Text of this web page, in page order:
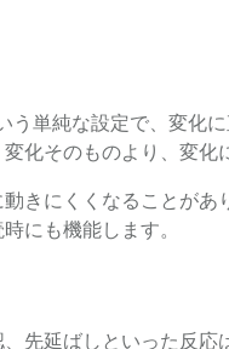
単純な設定で、変化
そのものより、変化
きにくくなることが
にも機能します。
先延ばしといった反